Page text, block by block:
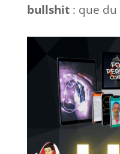
bullshit: que du